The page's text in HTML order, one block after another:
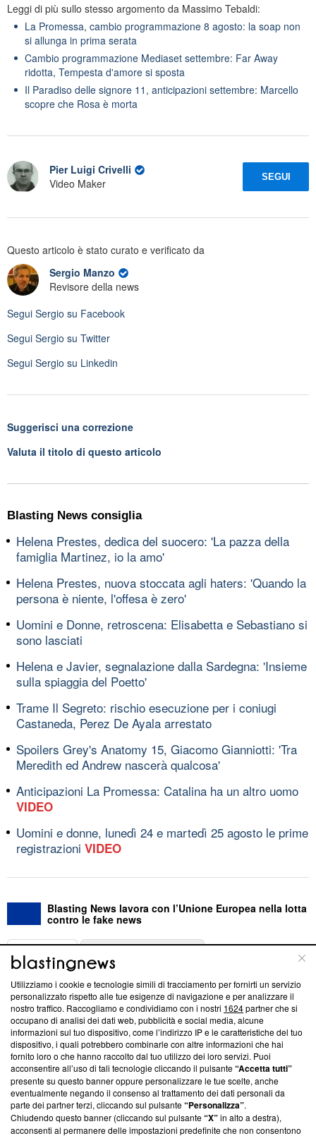
Leggi di più sullo stesso argomento da Massimo Tebaldi:
La Promessa, cambio programmazione 8 agosto: la soap non
si allunga in prima serata
Cambio programmazione Mediaset settembre: Far Away
ridotta, Tempesta d'amore si sposta
Il Paradiso delle signore 11, anticipazioni settembre: Marcello
scopre che Rosa è morta
Pier Luigi Crivelli
Video Maker
SEGUI
Questo articolo è stato curato e verificato da
Sergio Manzo
Revisore della news
Segui Sergio su Facebook
Segui Sergio su Twitter
Segui Sergio su Linkedin
Suggerisci una correzione
Valuta il titolo di questo articolo
Blasting News consiglia
Helena Prestes, dedica del suocero: 'La pazza della
famiglia Martinez, io la amo'
Helena Prestes, nuova stoccata agli haters: 'Quando la
persona è niente, l'offesa è zero'
Uomini e Donne, retroscena: Elisabetta e Sebastiano si
sono lasciati
Helena e Javier, segnalazione dalla Sardegna: 'Insieme
sulla spiaggia del Poetto'
Trame Il Segreto: rischio esecuzione per i coniugi
Castaneda, Perez De Ayala arrestato
Spoilers Grey's Anatomy 15, Giacomo Gianniotti: 'Tra
Meredith ed Andrew nascerà qualcosa'
Anticipazioni La Promessa: Catalina ha un altro uomo
VIDEO
Uomini e donne, lunedì 24 e martedì 25 agosto le prime
registrazioni VIDEO
Blasting News lavora con l’Unione Europea nella lotta
contro le fake news
ABOUT
Questa sezione offre informazioni trasparenti su Blasting
News, sui nostri processi editoriali e su come ci impegniamo a
creare news di qualità. Inoltre, afferma la nostra aderenza a
‘Trust Project - News with Integrity’Blasting News non è
ancora membro del programma, ma ha richiesto di farne
parte; Trust Project non ha ancora effettuato una verifica di
conformità agli standard.
Su di noi
Utilizziamo i cookie e tecnologie simili di tracciamento per fornirti un servizio
personalizzato rispetto alle tue esigenze di navigazione e per analizzare il
nostro traffico. Raccogliamo e condividiamo con i nostri 1624partner che si
occupano di analisi dei dati web, pubblicità e social media, alcune
informazioni sul tuo dispositivo, come l’indirizzo IP e le caratteristiche del tuo
dispositivo, i quali potrebbero combinarle con altre informazioni che hai
fornito loro o che hanno raccolto dal tuo utilizzo dei loro servizi. Puoi
acconsentire all’uso di tali tecnologie cliccando il pulsante“Accetta tutti”
presente su questo banner oppure personalizzare le tue scelte, anche
eventualmente negando il consenso al trattamento dei dati personali da
parte dei partner terzi, cliccando sul pulsante“Personalizza”.
Chiudendo questo banner (cliccando sul pulsante“X”in alto a destra),
acconsenti al permanere delle impostazioni predefinite che non consentono